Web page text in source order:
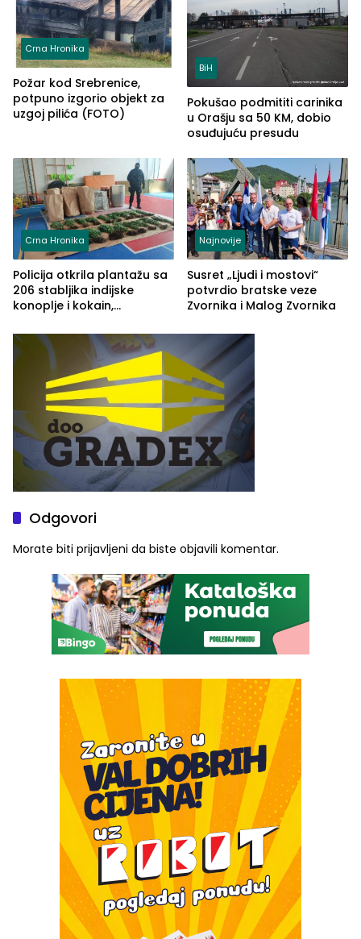
Crna Hronika
Požar kod Srebrenice,
potpuno izgorio objekt za
uzgoj pilića (FOTO)
BiH
Pokušao podmititi carinika
u Orašju sa 50 KM, dobio
osuđujuću presudu
Crna Hronika
Policija otkrila plantažu sa
206 stabljika indijske
konoplje i kokain,
(FOTO)
Najnovije
Susret „Ljudi i mostovi“
potvrdio bratske veze
Zvornika i Malog Zvornika
Odgovori
Morate biti prijavljeni da biste objavili komentar.